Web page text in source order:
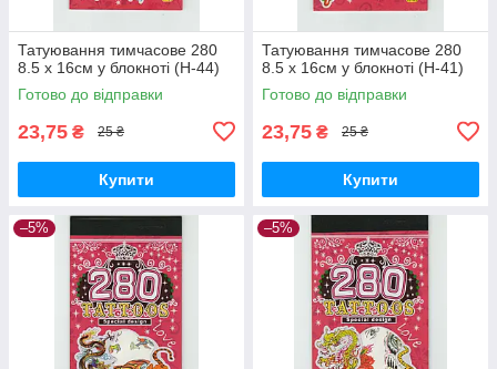
Татуювання тимчасове 280
8.5 х 16см у блокноті (H-44)
Готово до відправки
23,75 ₴ 25 ₴
Купити
Татуювання тимчасове 280
8.5 х 16см у блокноті (H-41)
Готово до відправки
23,75 ₴ 25 ₴
Купити
–5% –5%